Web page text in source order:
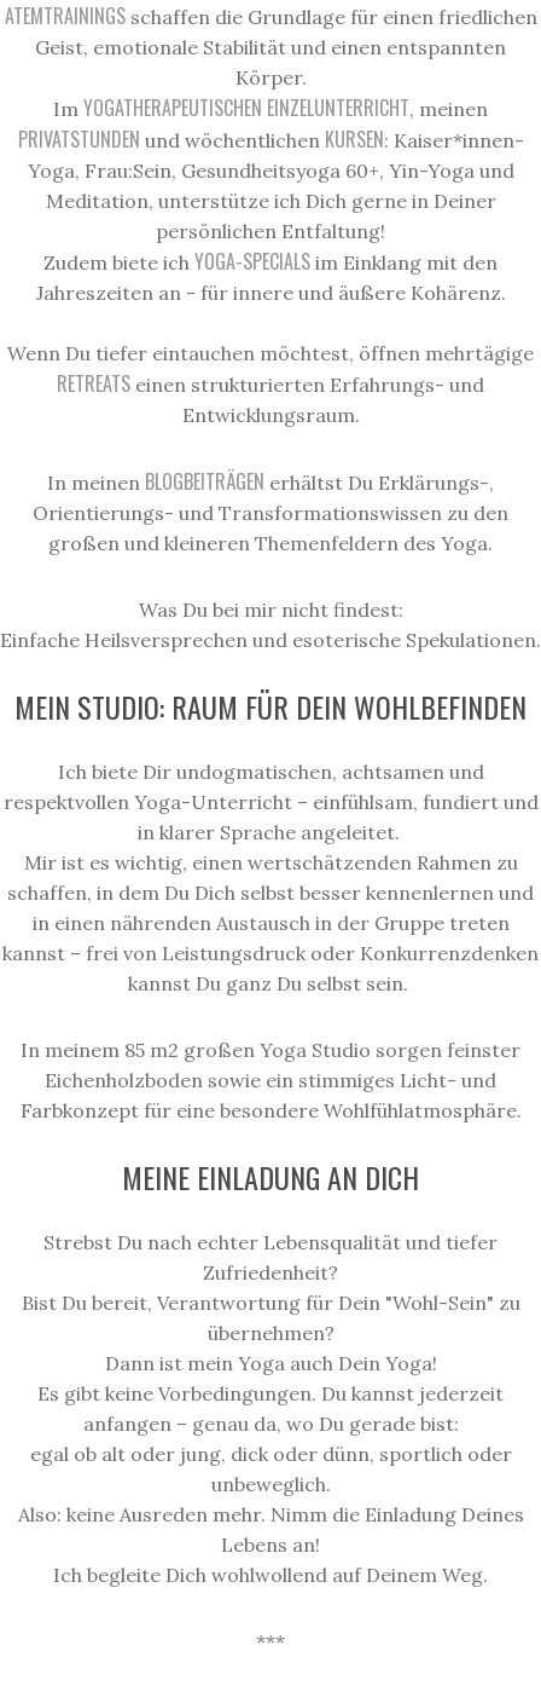
ATEMTRAININGSschaffen die Grundlage für einen friedlichen
Geist, emotionale Stabilität und einen entspannten
Körper.
Im YOGATHERAPEUTISCHEN EINZELUNTERRICHT, meinen
PRIVATSTUNDEN und wöchentlichen KURSEN: Kaiser*innen-
Yoga, Frau:Sein, Gesundheitsyoga 60+, Yin-Yoga und
Meditation, unterstütze ich Dich gerne in Deiner
persönlichen Entfaltung!
Zudem biete ich YOGA-SPECIALS im Einklang mit den
Jahreszeiten an - für innere und äußere Kohärenz.
Wenn Du tiefer eintauchen möchtest, öffnen mehrtägige
RETREATS einen strukturierten Erfahrungs- und
Entwicklungsraum.
In meinen BLOGBEITRÄGEN erhältst Du Erklärungs-,
Orientierungs- und Transformationswissen zu den
großen und kleineren Themenfeldern des Yoga.
Was Du bei mir nicht findest:
Einfache Heilsversprechen und esoterische Spekulationen.
MEIN STUDIO: RAUM FÜR DEIN WOHLBEFINDEN
Ich biete Dir undogmatischen, achtsamen und
respektvollen Yoga-Unterricht – einfühlsam, fundiert und
in klarer Sprache angeleitet.
Mir ist es wichtig, einen wertschätzenden Rahmen zu
schaffen, in dem Du Dich selbst besser kennenlernen und
in einen nährenden Austausch in der Gruppe treten
kannst – frei von Leistungsdruck oder Konkurrenzdenken
kannst Du ganz Du selbst sein.
In meinem 85 m2 großen Yoga Studio sorgen feinster
Eichenholzboden sowie ein stimmiges Licht- und
Farbkonzept für eine besondere Wohlfühlatmosphäre.
MEINE EINLADUNG AN DICH
Strebst Du nach echter Lebensqualität und tiefer
Zufriedenheit?
Bist Du bereit, Verantwortung für Dein "Wohl-Sein" zu
übernehmen?
Dann ist mein Yoga auch Dein Yoga!
Es gibt keine Vorbedingungen. Du kannst jederzeit
anfangen – genau da, wo Du gerade bist:
egal ob alt oder jung, dick oder dünn, sportlich oder
unbeweglich.
Also: keine Ausreden mehr. Nimm die Einladung Deines
Lebens an!
Ich begleite Dich wohlwollend auf Deinem Weg.
***